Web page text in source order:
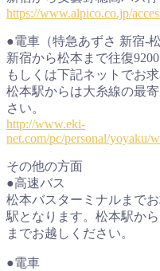
https://www.alpico.co.jp/
●電車（特急あずさ 新宿-
新宿から松本まで往復
もしくは下記ネットでお求
松本駅からは大糸線の最
さい。
http://www.eki-
net.com/pc/personal/yoyaku/
その他の方面
●高速バス
松本バスターミナルまで
駅となります。松本駅か
までお越しください。
●電車